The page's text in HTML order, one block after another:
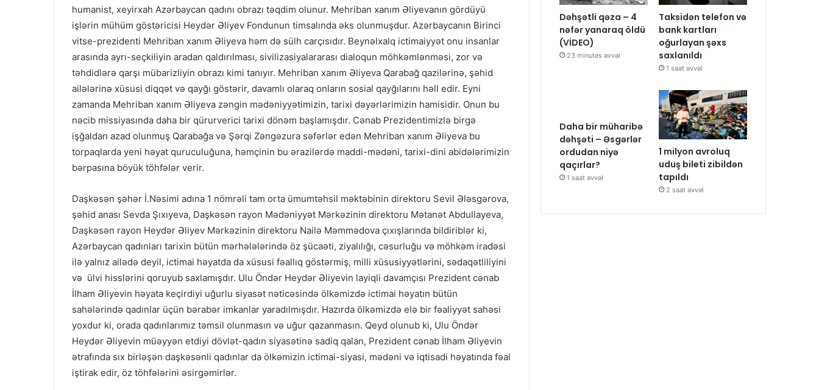
humanist, xeyirxah Azərbaycan qadını obrazı təqdim olunur. Mehriban xanım Əliyevanın gördüyü
işlərin mühüm göstəricisi Heydər Əliyev Fondunun timsalında əks olunmuşdur. Azərbaycanın Birinci
vitse-prezidenti Mehriban xanım Əliyeva həm də sülh carçısıdır. Beynəlxalq ictimaiyyət onu insanlar
arasında ayrı-seçkiliyin aradan qaldırılması, sivilizasiyalararası dialoqun möhkəmlənməsi, zor və
təhdidlərə qarşı mübarizliyin obrazı kimi tanıyır. Mehriban xanım Əliyeva Qarabağ qazilərinə, şəhid
ailələrinə xüsusi diqqət və qayğı göstərir, davamlı olaraq onların sosial qayğılarını həll edir. Eyni
zamanda Mehriban xanım Əliyeva zəngin mədəniyyətimizin, tarixi dəyərlərimizin hamisidir. Onun bu
nəcib missiyasında daha bir qürurverici tarixi dönəm başlamışdır. Cənab Prezidentimizlə birgə
işğaldan azad olunmuş Qarabağa və Şərqi Zəngəzura səfərlər edən Mehriban xanım Əliyeva bu
torpaqlarda yeni həyat quruculuğuna, həmçinin bu ərazilərdə maddi-mədəni, tarixi-dini abidələrimizin
bərpasına böyük töhfələr verir.
Daşkəsən şəhər İ.Nəsimi adına 1 nömrəli tam orta ümumtəhsil məktəbinin direktoru Sevil Ələsgərova,
şəhid anası Sevda Şıxıyeva, Daşkəsən rayon Mədəniyyət Mərkəzinin direktoru Mətanət Abdullayeva,
Daşkəsən rayon Heydər Əliyev Mərkəzinin direktoru Nailə Məmmədova çıxışlarında bildiriblər ki,
Azərbaycan qadınları tarixin bütün mərhələlərində öz şücaəti, ziyalılığı, cəsurluğu və möhkəm iradəsi
ilə yalnız ailədə deyil, ictimai həyatda da xüsusi fəallıq göstərmiş, milli xüsusiyyətlərini, sədaqətliliyini
və ülvi hisslərini qoruyub saxlamışdır. Ulu Öndər Heydər Əliyevin layiqli davamçısı Prezident cənab
İlham Əliyevin həyata keçirdiyi uğurlu siyasət nəticəsində ölkəmizdə ictimai həyatın bütün
sahələrində qadınlar üçün bərabər imkanlar yaradılmışdır. Hazırda ölkəmizdə elə bir fəaliyyət sahəsi
yoxdur ki, orada qadınlarımız təmsil olunmasın və uğur qazanmasın. Qeyd olunub ki, Ulu Öndər
Heydər Əliyevin müəyyən etdiyi dövlət-qadın siyasətinə sadiq qalan, Prezident cənab İlham Əliyevin
ətrafında sıx birləşən daşkəsənli qadınlar da ölkəmizin ictimai-siyasi, mədəni və iqtisadi həyatında fəal
iştirak edir, öz töhfələrini əsirgəmirlər.
Dəhşətli qəza – 4
nəfər yanaraq öldü
(VİDEO)
23 minutes əvvəl
Taksidən telefon və
bank kartları
oğurlayan şəxs
saxlanıldı
1 saat əvvəl
Daha bir müharibə
dəhşəti – Əsgərlər
ordudan niyə
qaçırlar?
1 saat əvvəl
1 milyon avroluq
uduş bileti zibildən
tapıldı
2 saat əvvəl